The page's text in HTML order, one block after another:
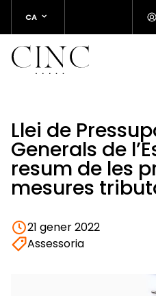
CA
Llei de
Generals de
resum de les
mesures
21 gener 2022
Assessoria